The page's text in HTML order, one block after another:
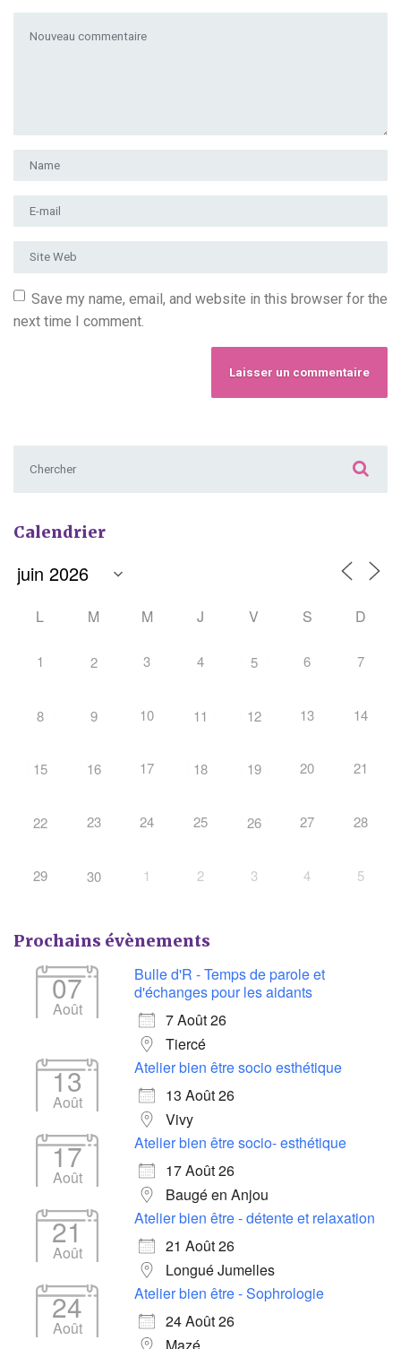
Prénom et nom
Adresse e-mail
Site Web
Save my name, email, and website in this browser for the
next time I comment.
Calendrier
L M M J V S D
1 2 3 4 5 6 7
8 9 10 11 12 13 14
15 16 17 18 19 20 21
22 23 24 25 26 27 28
29 30 1 2 3 4 5
Prochains évènements
07
Août
Bulle d'R - Temps de parole et
d'échanges pour les aidants
7 Août 26
Tiercé
13
Août
Atelier bien être socio esthétique
13 Août 26
Vivy
17
Août
Atelier bien être socio- esthétique
17 Août 26
Baugé en Anjou
21
Août
Atelier bien être - détente et relaxation
21 Août 26
Longué Jumelles
24
Août
Atelier bien être - Sophrologie
24 Août 26
Mazé